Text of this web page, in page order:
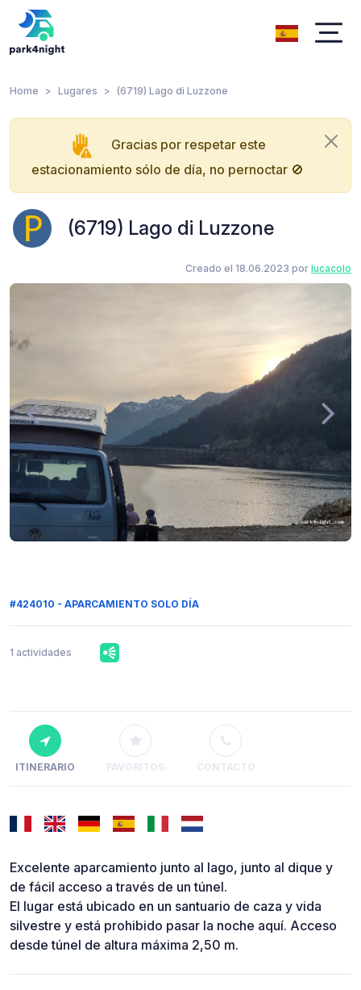
Home Lugares (6719) Lago di Luzzone
Gracias por respetar este
estacionamiento sólo de día, no pernoctar 🚫
(6719) Lago di Luzzone
Creado el 18.06.2023 por lucacolo
#424010 - APARCAMIENTO SOLO DÍA
1 actividades
ITINERARIO FAVORITOS CONTACTO
Excelente aparcamiento junto al lago, junto al dique y
de fácil acceso a través de un túnel.
El lugar está ubicado en un santuario de caza y vida
silvestre y está prohibido pasar la noche aquí. Acceso
desde túnel de altura máxima 2,50 m.